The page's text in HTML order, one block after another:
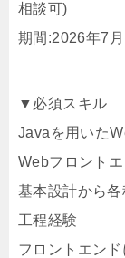
相談可)
期間:2026年7
▼必須スキル
Javaを用いた
Webフロント
基本設計から
工程経験
フロントエン